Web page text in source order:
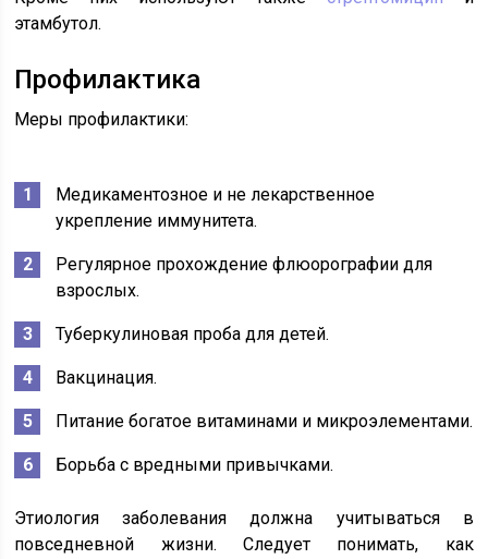
этамбутол.
Профилактика
Меры профилактики:
Медикаментозное и не лекарственное
укрепление иммунитета.
Регулярное прохождение флюорографии для
взрослых.
Туберкулиновая проба для детей.
Вакцинация.
Питание богатое витаминами и микроэлементами.
Борьба с вредными привычками.
Этиология заболевания должна учитываться в
повседневной жизни. Следует понимать, как